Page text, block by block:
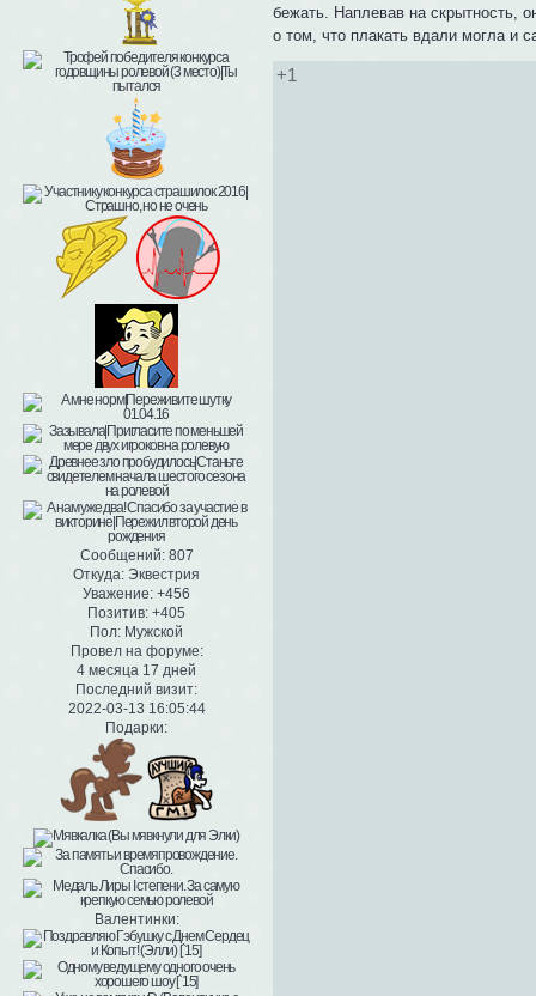
Сообщений:807
Откуда: Эквестрия
Уважение: +456
Позитив: +405
Пол: Мужской
Провел на форуме:
4 месяца 17 дней
Последний визит:
2022-03-13 16:05:44
Подарки:
Валентинки:
бежать. Наплевав на скрытность,
о том, что плакать вдали могла и
+1